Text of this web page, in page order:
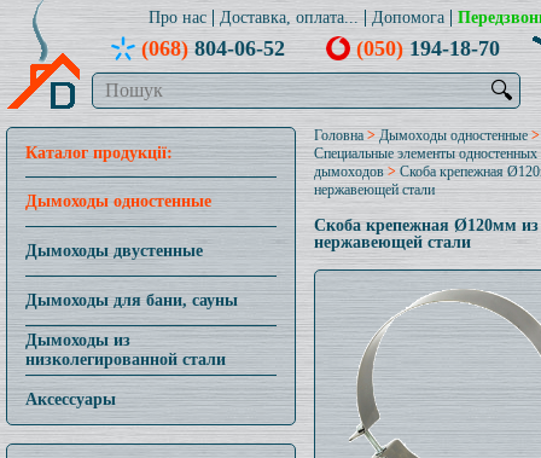
Про нас Доставка, оплата... Допомога
(068)804-06-52 (050)194-18-70
🔍
Каталог продукції:
Дымоходы одностенные
Дымоходы двустенные
Дымоходы для бани, сауны
Дымоходы из
низколегированной стали
Аксессуары
Головна > Дымоходы одностенные >
Специальные элементы одностенных
дымоходов > Скоба крепежная
нержавеющей стали
Скоба крепежная Ø120мм из
нержавеющей стали